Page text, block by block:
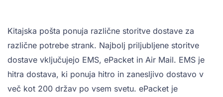
Kitajska pošta ponuja različne storitve dostave za
različne potrebe strank. Najbolj priljubljene storitve
dostave vključujejo EMS, ePacket in Air Mail. EMS je
hitra dostava, ki ponuja hitro in zanesljivo dostavo v
več kot 200 držav po vsem svetu. ePacket je